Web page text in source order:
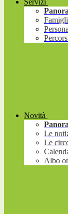
Servizi
Novità
Le
Le
Albo